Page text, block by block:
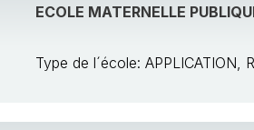
ECOLE MATERNELLE
Type de l´école: APPLICATION,